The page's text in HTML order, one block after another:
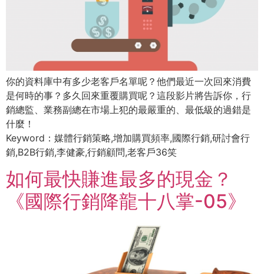
你的資料庫中有多少老客戶名單呢？他們最近一次回來消費
是何時的事？多久回來重覆購買呢？這段影片將告訴你，行
銷總監、業務副總在市場上犯的最嚴重的、最低級的過錯是
什麼！
Keyword：媒體行銷策略,增加購買頻率,國際行銷,研討會行
銷,B2B行銷,李健豪,行銷顧問,老客戶36笑
如何最快賺進最多的現金？
《國際行銷降龍十八掌-05》